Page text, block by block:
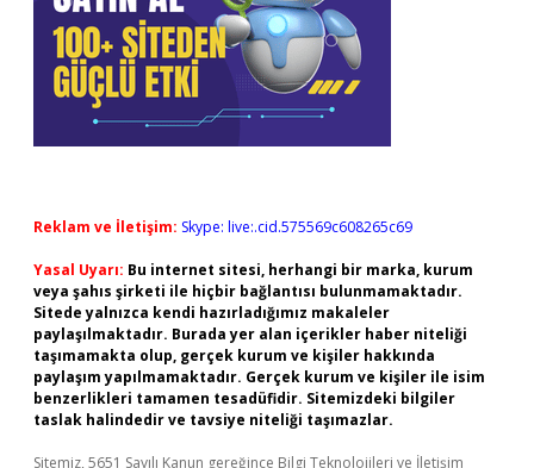
Reklam ve İletişim: Skype: live:.cid.575569c608265c69
Yasal Uyarı: Bu internet sitesi, herhangi bir marka, kurum
veya şahıs şirketi ile hiçbir bağlantısı bulunmamaktadır.
Sitede yalnızca kendi hazırladığımız makaleler
paylaşılmaktadır. Burada yer alan içerikler haber niteliği
taşımamakta olup, gerçek kurum ve kişiler hakkında
paylaşım yapılmamaktadır. Gerçek kurum ve kişiler ile isim
benzerlikleri tamamen tesadüfidir. Sitemizdeki bilgiler
taslak halindedir ve tavsiye niteliği taşımazlar.
Sitemiz, 5651 Sayılı Kanun gereğince Bilgi Teknolojileri ve İletişim